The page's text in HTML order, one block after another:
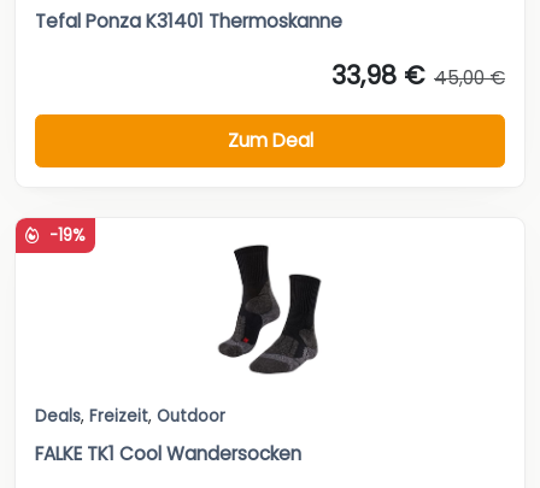
Tefal Ponza K31401 Thermoskanne
33,98 € 45,00 €
Zum Deal
-19%
Deals, Freizeit, Outdoor
FALKE TK1 Cool Wandersocken